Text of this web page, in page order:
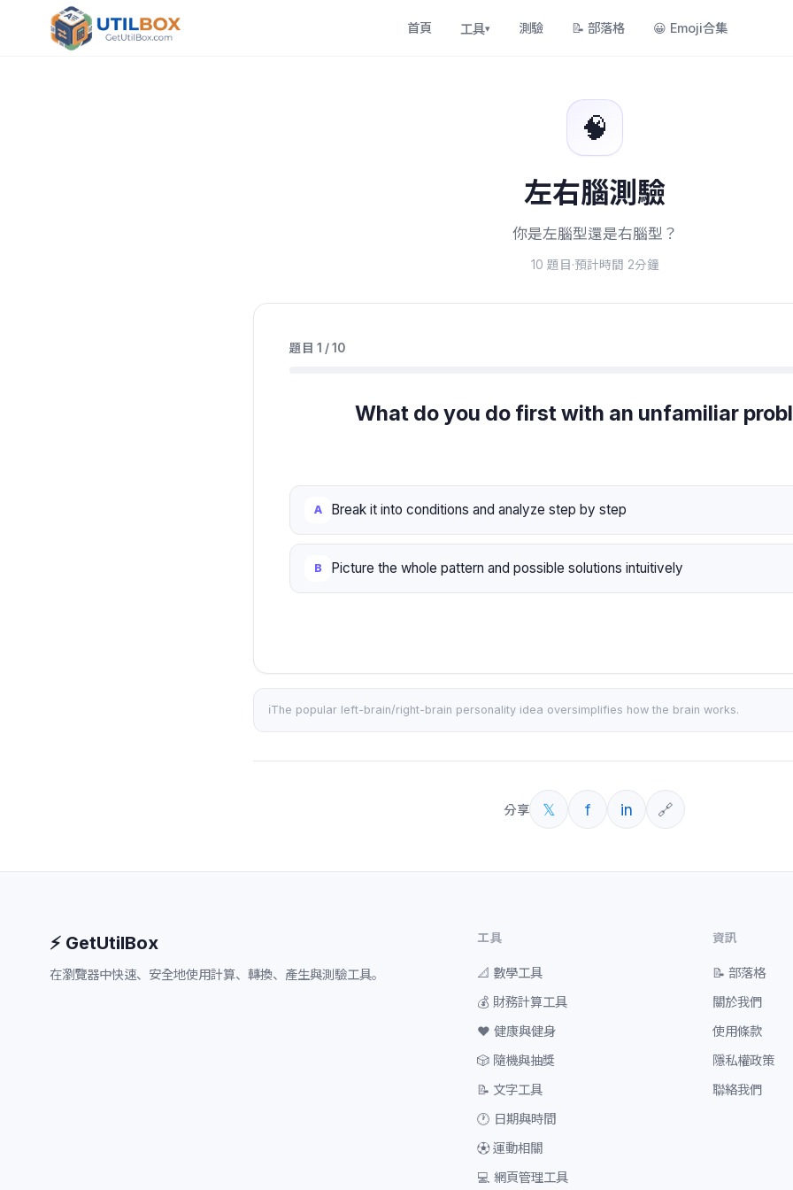
首頁 工具▾ 測驗 📝 部落格 😀 Emoji合集
🧠
左右腦測驗
你是左腦型還是右腦型？
10 題目 ·預計時間 2分鐘
題目 1 /10
What do you do first with an unfamiliar
A Break it into conditions and analyze step by step
B Picture the whole pattern and possible solutions intuitively
ℹ️The popular left-brain/right-brain personality idea oversimplifies how the brain works.
分享 𝕏 f in 🔗
⚡ GetUtilBox
在瀏覽器中快速、安全地使用計算、轉換、產生與測驗工具。
工具
📐 數學工具
💰 財務計算工具
❤️ 健康與健身
🎲 隨機與抽獎
📝 文字工具
🕐 日期與時間
⚽ 運動相關
💻 網頁管理工具
資訊
📝 部落格
關於我們
使用條款
隱私權政策
聯絡我們